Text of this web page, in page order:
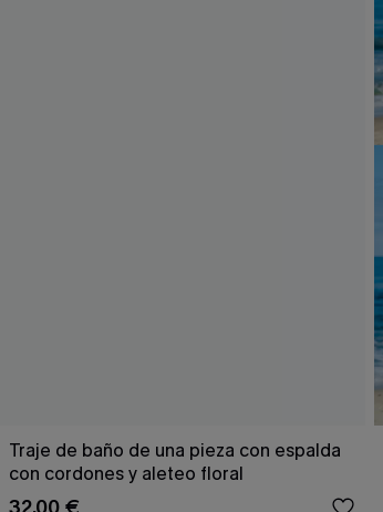
Traje de baño de una pieza con espalda
con cordones y aleteo floral